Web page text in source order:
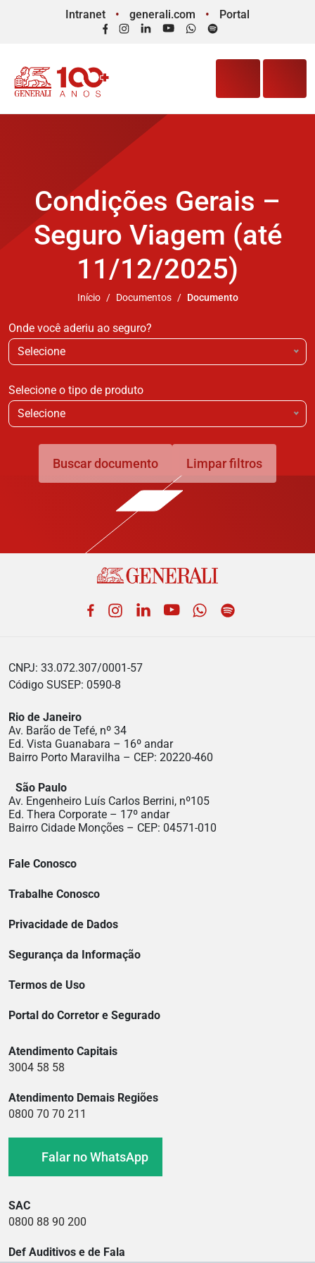
Intranet generali.com
Portal
FacebookInstagram
LinkedInYouTubeWhatsApp
Spotify
Condições Gerais –
Seguro Viagem (até
11/12/2025)
Início Documentos Documento
Onde você aderiu ao seguro?
Selecione
Selecione o tipo de produto
Selecione
Buscar documento Limpar filtros
Facebook
Instagram
LinkedIn
YouTubeWhatsApp
CNPJ: 33.072.307/0001-57
Código SUSEP: 0590-8
Rio de Janeiro
Av. Barão de Tefé, nº 34
Ed. Vista Guanabara – 16º andar
Bairro Porto Maravilha – CEP: 20220-460
São Paulo
Av. Engenheiro Luís Carlos Berrini, nº105
Ed. Thera Corporate – 17º andar
Bairro Cidade Monções – CEP: 04571-010
Fale Conosco
Trabalhe Conosco
Privacidade de Dados
Segurança da Informação
Termos de Uso
Portal do Corretor e Segurado
Atendimento Capitais
3004 58 58
Atendimento Demais Regiões
0800 70 70 211
Falar no WhatsApp
SAC
0800 88 90 200
Def Auditivos e de Fala